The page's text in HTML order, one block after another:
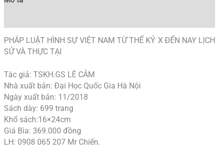
PHÁP LUẬT HÌNH SỰ VIỆT NAM TỪ THẾ KỶ X ĐẾN NAY LỊCH
SỬ VÀ THỰC TẠI
Tác giả: TSKH.GS LÊ CẢM
Nhà xuất bản: Đại Học Quốc Gia Hà Nội
Ngày xuất bản: 11/2018
Sách dày: 699 trang
Khổ sách:16×24cm
Giá Bìa: 369.000 đồng
LH: 0908 065 207 Mr Chiến.